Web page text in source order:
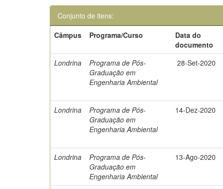
Conjunto de itens:
Câmpus
Programa/Curso
Data do
documento
Londrina
Programa de Pós-
Graduação em
Engenharia Ambiental
28-Set-2020
Londrina
Programa de Pós-
Graduação em
Engenharia Ambiental
14-Dez-2020
Londrina
Programa de Pós-
Graduação em
Engenharia Ambiental
13-Ago-2020